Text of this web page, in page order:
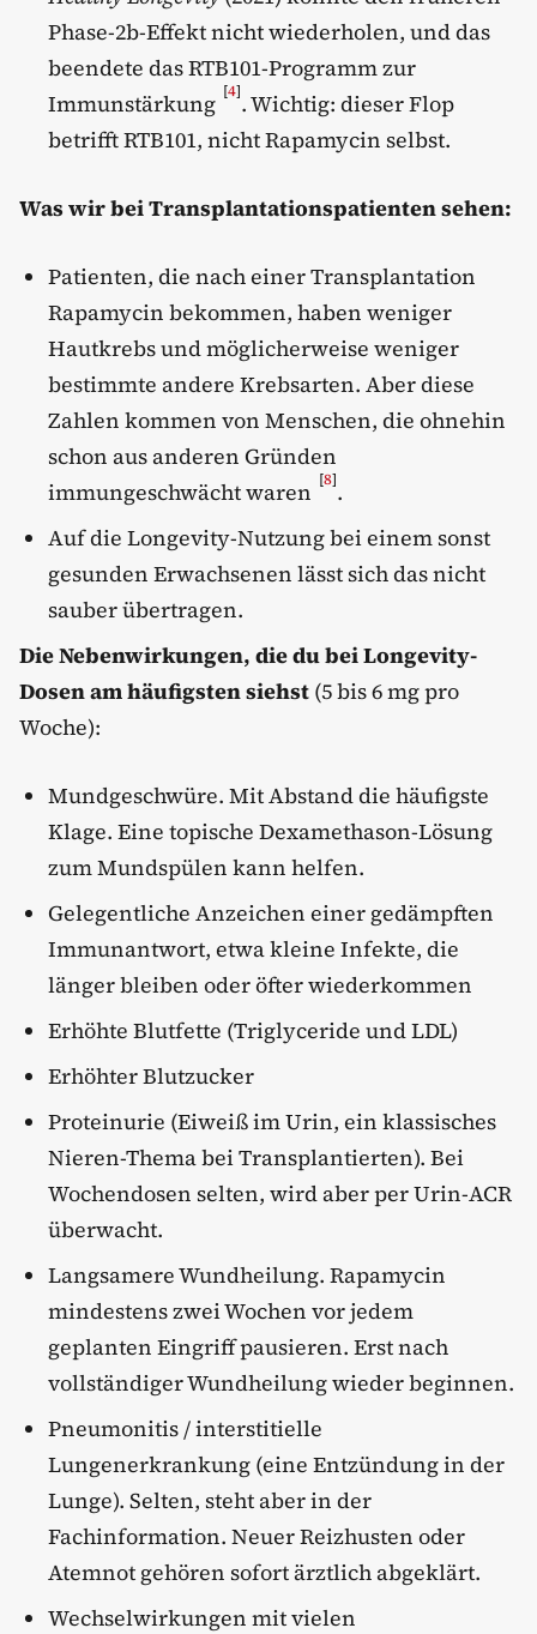
Phase-2b-Effekt nicht wiederholen, und das
beendete das RTB101-Programm zur
Immunstärkung [4]. Wichtig: dieser Flop
betrifft RTB101, nicht Rapamycin selbst.
Was wir bei Transplantationspatienten sehen:
Patienten, die nach einer Transplantation
Rapamycin bekommen, haben weniger
Hautkrebs und möglicherweise weniger
bestimmte andere Krebsarten. Aber diese
Zahlen kommen von Menschen, die ohnehin
schon aus anderen Gründen
immungeschwächt waren [8].
Auf die Longevity-Nutzung bei einem sonst
gesunden Erwachsenen lässt sich das nicht
sauber übertragen.
Die Nebenwirkungen, die du bei Longevity-
Dosen am häufigsten siehst (5 bis 6 mg pro
Woche):
Mundgeschwüre. Mit Abstand die häufigste
Klage. Eine topische Dexamethason-Lösung
zum Mundspülen kann helfen.
Gelegentliche Anzeichen einer gedämpften
Immunantwort, etwa kleine Infekte, die
länger bleiben oder öfter wiederkommen
Erhöhte Blutfette (Triglyceride und LDL)
Erhöhter Blutzucker
Proteinurie (Eiweiß im Urin, ein klassisches
Nieren-Thema bei Transplantierten). Bei
Wochendosen selten, wird aber per Urin-ACR
überwacht.
Langsamere Wundheilung. Rapamycin
mindestens zwei Wochen vor jedem
geplanten Eingriff pausieren. Erst nach
vollständiger Wundheilung wieder beginnen.
Pneumonitis / interstitielle
Lungenerkrankung (eine Entzündung in der
Lunge). Selten, steht aber in der
Fachinformation. Neuer Reizhusten oder
Atemnot gehören sofort ärztlich abgeklärt.
Wechselwirkungen mit vielen